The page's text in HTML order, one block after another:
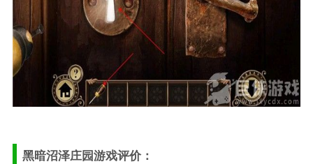
黑暗沼泽庄园游戏评价：